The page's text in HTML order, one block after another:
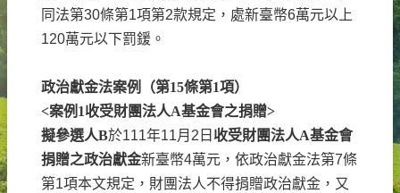
同法第30條第1項第2款規定，處新臺幣6萬元以上
120萬元以下罰鍰。
政治獻金法案例（第15條第1項）
<案例 1收受財團法人A基金會之捐贈>
擬參選人B於111年11月 2 日 收受財團法人A基金會
捐贈之政治獻金新臺幣4萬元，依政治獻金法第7條
第1項本文規定，財團法人不得捐贈政治獻金，又